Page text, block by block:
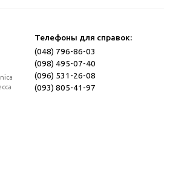
Телефоны для справок:
(048) 796-86-03
(098) 495-07-40
(096) 531-26-08
(093) 805-41-97